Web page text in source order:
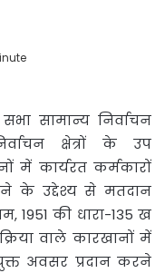
सामान्य निर्वाचन
क्षेत्रों के उप
में कार्यरत कर्मकारों
के उद्देश्य से मतदान
1951 की धारा-135 ख
वाले कारखानों में
अवसर प्रदान करने